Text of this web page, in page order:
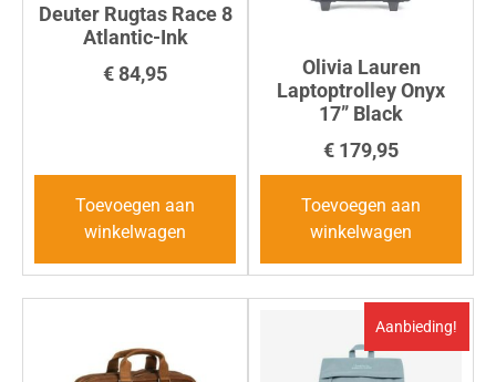
Deuter Rugtas Race 8
Atlantic-Ink
€ 84,95
Toevoegen aan
winkelwagen
Olivia Lauren
Laptoptrolley Onyx
17” Black
€ 179,95
Toevoegen aan
winkelwagen
Aanbieding!